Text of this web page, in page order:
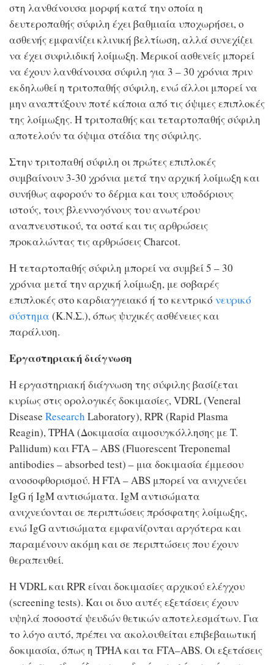
στη λανθάνουσα μορφή κατά την οποία η
δευτεροπαθής σύφιλη έχει βαθμιαία υποχωρήσει, ο
ασθενής εμφανίζει κλινική βελτίωση, αλλά συνεχίζει
να έχει συφιλιδική λοίμωξη. Μερικοί ασθενείς μπορεί
να έχουν λανθάνουσα σύφιλη για 3 – 30 χρόνια πριν
εκδηλωθεί η τριτοπαθής σύφιλη, ενώ άλλοι μπορεί να
μην αναπτύξουν ποτέ κάποια από τις όψιμες επιπλοκές
της λοίμωξης. Η τριτοπαθής και τεταρτοπαθής σύφιλη
αποτελούν τα όψιμα στάδια της σύφιλης.
Στην τριτοπαθή σύφιλη οι πρώτες επιπλοκές
συμβαίνουν 3-30 χρόνια μετά την αρχική λοίμωξη και
συνήθως αφορούν το δέρμα και τους υποδόριους
ιστούς, τους βλεννογόνους του ανωτέρου
αναπνευστικού, τα οστά και τις αρθρώσεις
προκαλώντας τις αρθρώσεις Charcot.
Η τεταρτοπαθής σύφιλη μπορεί να συμβεί 5 – 30
χρόνια μετά την αρχική λοίμωξη, με σοβαρές
επιπλοκές στο καρδιαγγειακό ή το κεντρικό νευρικό
σύστημα (Κ.Ν.Σ.), όπως ψυχικές ασθένειες και
παράλυση.
Εργαστηριακή διάγνωση
Η εργαστηριακή διάγνωση της σύφιλης βασίζεται
κυρίως στις ορολογικές δοκιμασίες, VDRL (Veneral
Disease Research Laboratory), RPR (Rapid Plasma
Reagin), TPHA (Δοκιμασία αιμοσυγκόλλησης με T.
Pallidum) και FTA – ABS (Fluorescent Treponemal
antibodies – absorbed test) – μια δοκιμασία έμμεσου
ανοσοφθορισμού. Η FTA – ABS μπορεί να ανιχνεύει
IgG ή IgM αντισώματα. IgM αντισώματα
ανιχνεύονται σε περιπτώσεις πρόσφατης λοίμωξης,
ενώ IgG αντισώματα εμφανίζονται αργότερα και
παραμένουν ακόμη και σε περιπτώσεις που έχουν
θεραπευθεί.
Η VDRL και RPR είναι δοκιμασίες αρχικού ελέγχου
(screening tests). Και οι δυο αυτές εξετάσεις έχουν
υψηλά ποσοστά ψευδών θετικών αποτελεσμάτων. Για
το λόγο αυτό, πρέπει να ακολουθείται επιβεβαιωτική
δοκιμασία, όπως η TPHA και τα FTA–ABS. Οι εξετάσεις